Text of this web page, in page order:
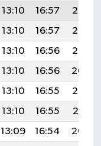
13:10 16:57
20:07
13:10 16:57
20:06
13:10 16:56
20:05
13:10 16:56
20:04
13:10 16:55
20:02
13:10 16:55
20:01
13:09 16:54
20:00